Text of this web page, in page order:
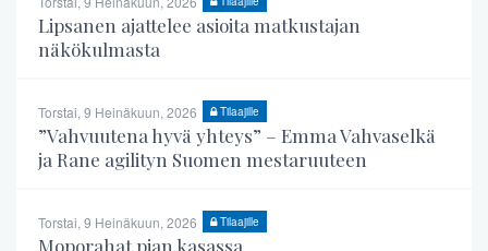
Lipsanen ajattelee asioita matkustajan
näkökulmasta
Torstai, 9 Heinäkuun, 2026 Tilaajille
”Vahvuutena hyvä yhteys” – Emma Vahvaselkä
ja Rane agilityn Suomen mestaruuteen
Torstai, 9 Heinäkuun, 2026 Tilaajille
Moporahat pian kasassa